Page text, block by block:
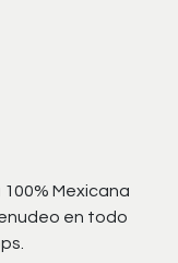
Mexicana
en todo